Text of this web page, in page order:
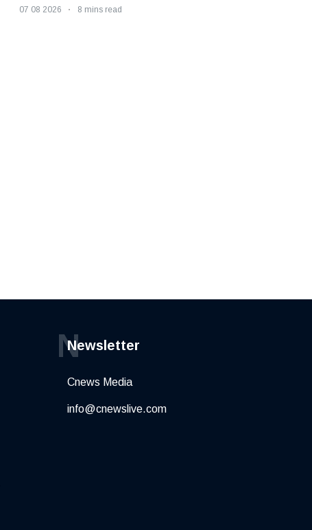
07 08 2026 8 mins read
Newsletter
N
Cnews Media
info@cnewslive.com